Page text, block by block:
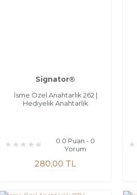
Signator®
İsme Özel Anahtarlık 262 |
Hediyelik Anahtarlık
0.0 Puan - 0
Yorum
280,00 TL